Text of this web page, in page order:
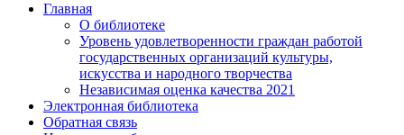
Главная
О библиотеке
Уровень удовлетворенности граждан работой
государственных организаций культуры,
искусства и народного творчества
Независимая оценка качества 2021
Электронная библиотека
Обратная связь